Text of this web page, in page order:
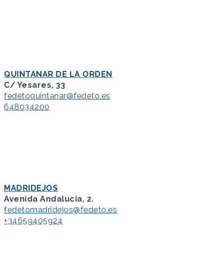
QUINTANAR DE LA ORDEN
C/ Yesares, 33
fedetoquintanar@fedeto.es
648034200
MADRIDEJOS
Avenida Andalucía, 2.
fedetomadridejos@fedeto.es
+34659405924